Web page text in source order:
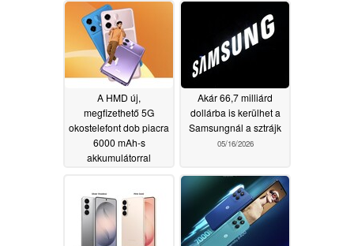
A HMD új,
megfizethető 5G
okostelefont dob piacra
6000 mAh-s
akkumulátorral
Akár 66,7 milliárd
dollárba is kerülhet a
Samsungnál a sztrájk
05/16/2026